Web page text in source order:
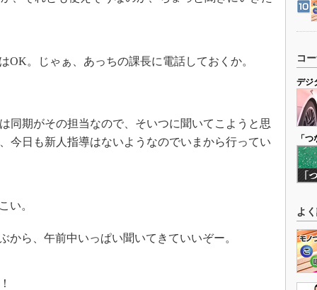
OK。じゃぁ、あっちの課長に電話しておくか。
同期がその担当なので、そいつに聞いてこようと思
今日も新人指導はないようなのでいまから行ってい
い。
から、午前中いっぱい聞いてきていいぞー。
コ
デジ
「
よ